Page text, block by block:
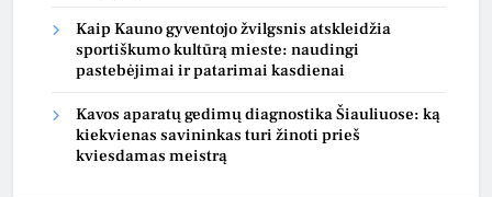
Kaip Kauno gyventojo žvilgsnis atskleidžia
sportiškumo kultūrą mieste: naudingi
pastebėjimai ir patarimai kasdienai
Kavos aparatų gedimų diagnostika Šiauliuose: ką
kiekvienas savininkas turi žinoti prieš
kviesdamas meistrą